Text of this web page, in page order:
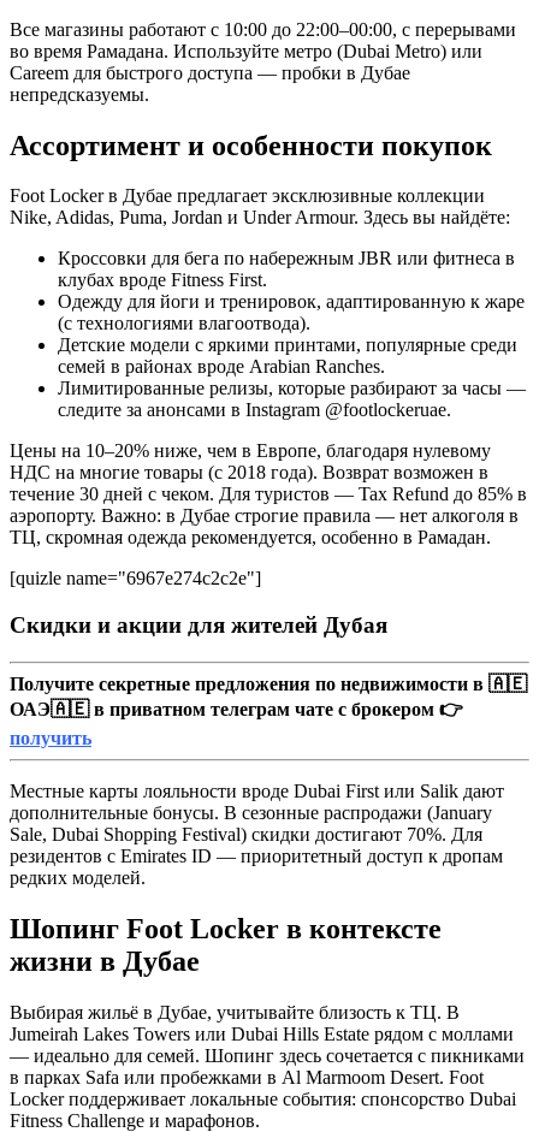
Все магазины работают с 10:00 до 22:00–00:00, с перерывами
во время Рамадана. Используйте метро (Dubai Metro) или
Careem для быстрого доступа — пробки в Дубае
непредсказуемы.
Ассортимент и особенности покупок
Foot Locker в Дубае предлагает эксклюзивные коллекции
Nike, Adidas, Puma, Jordan и Under Armour. Здесь вы найдёте:
Кроссовки для бега по набережным JBR или фитнеса в
клубах вроде Fitness First.
Одежду для йоги и тренировок, адаптированную к жаре
(с технологиями влагоотвода).
Детские модели с яркими принтами, популярные среди
семей в районах вроде Arabian Ranches.
Лимитированные релизы, которые разбирают за часы —
следите за анонсами в Instagram @footlockeruae.
Цены на 10–20% ниже, чем в Европе, благодаря нулевому
НДС на многие товары (с 2018 года). Возврат возможен в
течение 30 дней с чеком. Для туристов — Tax Refund до 85% в
аэропорту. Важно: в Дубае строгие правила — нет алкоголя в
ТЦ, скромная одежда рекомендуется, особенно в Рамадан.
[quizle name="6967e274c2c2e"]
Скидки и акции для жителей Дубая
Получите секретные предложения по недвижимости в 🇦🇪
ОАЭ🇦🇪 в приватном телеграм чате с брокером 👉
получить
Местные карты лояльности вроде Dubai First или Salik дают
дополнительные бонусы. В сезонные распродажи (January
Sale, Dubai Shopping Festival) скидки достигают 70%. Для
резидентов с Emirates ID — приоритетный доступ к дропам
редких моделей.
Шопинг Foot Locker в контексте
жизни в Дубае
Выбирая жильё в Дубае, учитывайте близость к ТЦ. В
Jumeirah Lakes Towers или Dubai Hills Estate рядом с моллами
— идеально для семей. Шопинг здесь сочетается с пикниками
в парках Safa или пробежками в Al Marmoom Desert. Foot
Locker поддерживает локальные события: спонсорство Dubai
Fitness Challenge и марафонов.